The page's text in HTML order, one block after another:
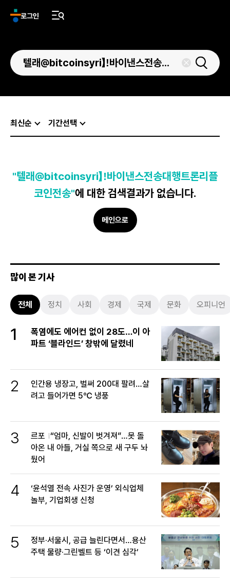
로그인
최신순 기간선택
"텔래@bitcoinsyri】ǃ바이낸스전송대행트론리플
코인전송"에 대한 검색결과가 없습니다.
메인으로
많이 본 기사
전체 정치 사회 경제 국제 문화 오피니언
1
폭염에도 에어컨 없이 28도…이 아
파트 ‘블라인드’ 창밖에 달렸네
2
인간용 냉장고, 벌써 200대 팔려…살
려고 들어가면 5℃ 냉풍
3 르포 “엄마, 신발이 벗겨져”…못 돌
아온 내 아들, 거실 쪽으로 새 구두 놔
뒀어
4
‘윤석열 전속 사진가 운영’ 외식업체
놀부, 기업회생 신청
5
정부·서울시, 공급 늘린다면서…용산
주택 물량·그린벨트 등 ‘이견 심각’